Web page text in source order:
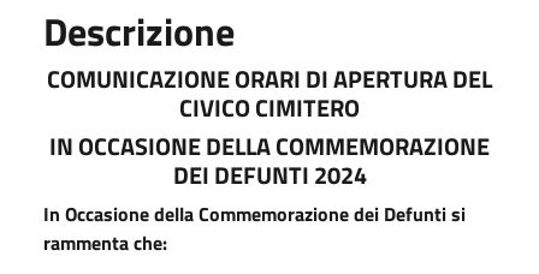
Descrizione
COMUNICAZIONE ORARI DI APERTURA DEL
CIVICO CIMITERO
IN OCCASIONE DELLA COMMEMORAZIONE
DEI DEFUNTI 2024
In Occasione della Commemorazione dei Defunti si
rammenta che: